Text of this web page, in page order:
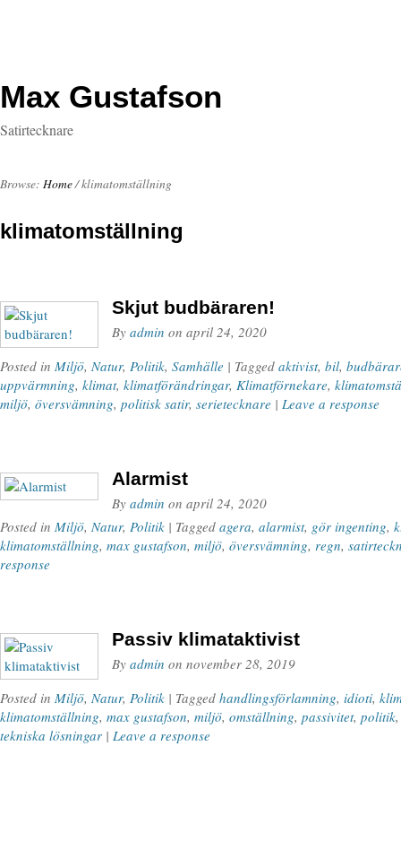
Max Gustafson
Satirtecknare
Browse: Home/klimatomställning
klimatomställning
Skjut budbäraren!
By admin on april 24, 2020
Posted in Miljö, Natur, Politik, Samhälle | Tagged aktivist, bil,
uppvärmning, klimat, klimatförändringar, Klimatförnekare,
miljö, översvämning, politisk satir, serietecknare | Leave a response
Alarmist
By admin on april 24, 2020
Posted in Miljö, Natur, Politik | Tagged agera, alarmist, gör ingenting,
klimatomställning, max gustafson, miljö, översvämning, regn,
response
Passiv klimataktivist
By admin on november 28, 2019
Posted in Miljö, Natur, Politik | Tagged handlingsförlamning, idioti,
klimatomställning, max gustafson, miljö, omställning, passivitet, politik
tekniska lösningar | Leave a response